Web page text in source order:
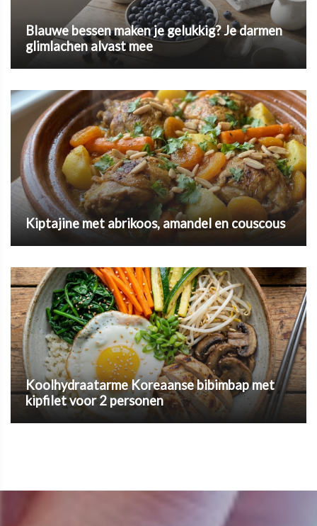
Blauwe bessen maken je gelukkig? Je darmen
glimlachen alvast mee
Kiptajine met abrikoos, amandel en couscous
Koolhydraatarme Koreaanse bibimbap met
kipfilet voor 2 personen